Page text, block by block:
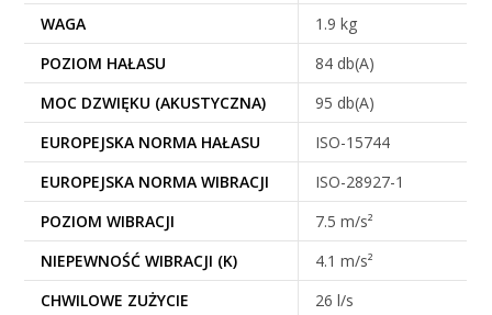
WAGA
1.9 kg
POZIOM HAŁASU
84 db(A)
MOC DZWIĘKU (AKUSTYCZNA)
95 db(A)
EUROPEJSKA NORMA HAŁASU
ISO-15744
EUROPEJSKA NORMA WIBRACJI
ISO-28927-1
POZIOM WIBRACJI
7.5 m/s²
NIEPEWNOŚĆ WIBRACJI (K)
4.1 m/s²
CHWILOWE ZUŻYCIE
26 l/s